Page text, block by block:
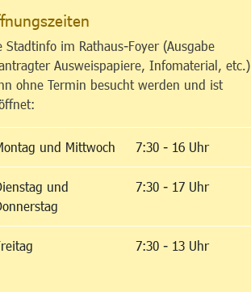
Stadtinfo im Rathaus-Foyer (Ausgabe
Ausweispapiere, Infomaterial, etc.)
ohne Termin besucht werden und ist
und Mittwoch 7:30 - 16 Uhr
und
7:30 - 17 Uhr
7:30 - 13 Uhr